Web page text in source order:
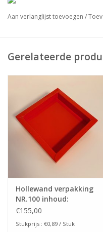
Neem vrijblijvend contact
Aan verlanglijst toevoegen /
Gerelateerde
Hollewand verpakking
NR.100 inhoud:
100x100x20mm(175stuks)
€155,00
Stukprijs : €0,89 / Stuk